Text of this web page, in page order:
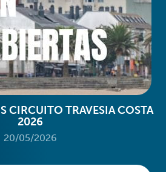
CIRCUITO TRAVESIA COSTA
2026
20/05/2026